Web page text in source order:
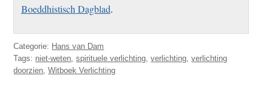
Boeddhistisch Dagblad.
Categorie: Hans van Dam
Tags: niet-weten,spirituele verlichting,verlichting,verlichting
doorzien,Witboek Verlichting